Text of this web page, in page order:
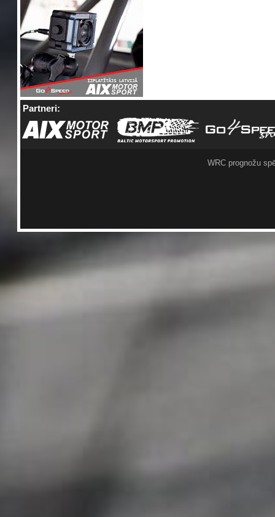
Partneri:
WRC prognožu